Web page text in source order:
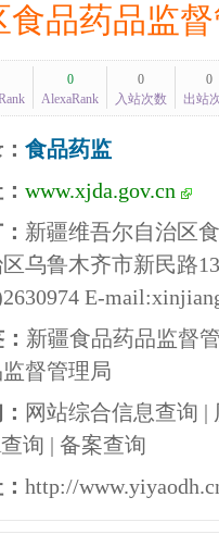
品药品监
0
AlexaRank
0
入站次数
0
出站
食品药监
www.xjda.gov.cn
新疆维吾尔自治区
乌鲁木齐市新民路
E-
新疆食品药品监督
督管理局
网站综合信息查询 |
询 | 备案查询
http://